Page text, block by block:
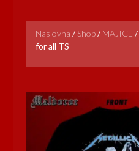
Naslovna / Shop/ MAJICE /
for all TS